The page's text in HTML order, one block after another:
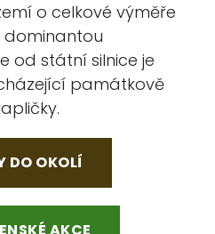
o celkové výměře
dominantou
od státní silnice je
památkově
DO OKOLÍ